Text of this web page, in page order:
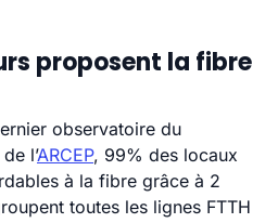
proposent la fibre
observatoire du
l’ARCEP, 99% des locaux
à la fibre grâce à 2
toutes les lignes FTTH